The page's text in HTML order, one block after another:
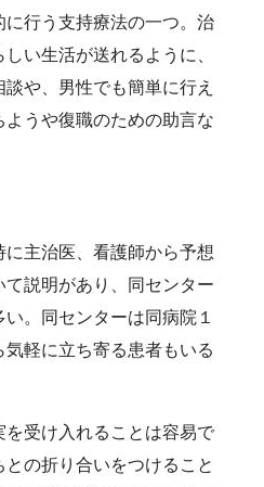
行う支持療法の一つ。治
い生活が送れるように、
や、男性でも簡単に行え
うや復職のための助言な
主治医、看護師から予想
説明があり、同センター
。同センターは同病院１
軽に立ち寄る患者もいる
受け入れることは容易で
の折り合いをつけること